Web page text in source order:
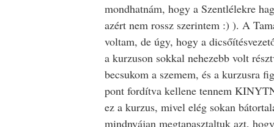
mondhatnám, hogy a Szentlélekre
azért nem rossz szerintem :) ). A
voltam, de úgy, hogy a
a kurzuson sokkal nehezebb volt
becsukom a szemem, és a kurzusra
pont fordítva kellene tennem
ez a kurzus, mivel elég sokan
mindnyájan megtapasztaltuk azt,